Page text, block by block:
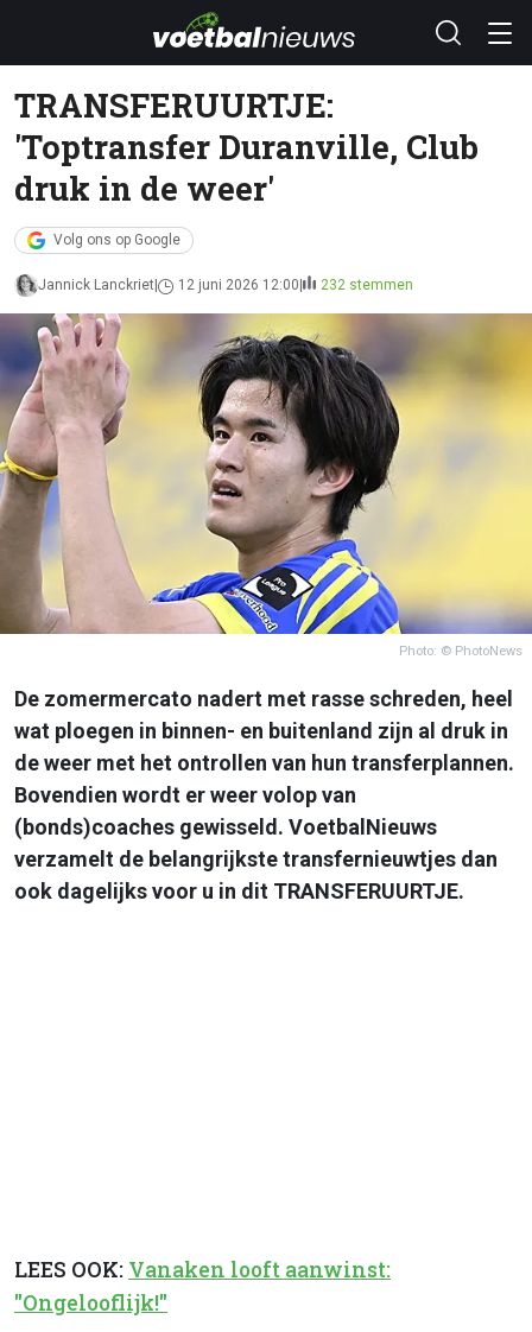
TRANSFERUURTJE:
'Toptransfer Duranville, Club
druk in de weer'
Volg ons op Google
Jannick Lanckriet 12 juni 2026 12:00 232 stemmen
Photo: © PhotoNews
De zomermercato nadert met rasse schreden, heel
wat ploegen in binnen- en buitenland zijn al druk in
de weer met het ontrollen van hun transferplannen.
Bovendien wordt er weer volop van
(bonds)coaches gewisseld. VoetbalNieuws
verzamelt de belangrijkste transfernieuwtjes dan
ook dagelijks voor u in dit TRANSFERUURTJE.
LEES OOK: Vanaken looft aanwinst:
"Ongelooflijk!"